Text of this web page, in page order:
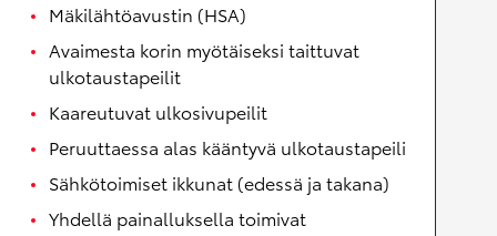
Mäkilähtöavustin (HSA)
Avaimesta korin myötäiseksi taittuvat
ulkotaustapeilit
Kaareutuvat ulkosivupeilit
Peruuttaessa alas kääntyvä ulkotaustapeili
Sähkötoimiset ikkunat (edessä ja takana)
Yhdellä painalluksella toimivat